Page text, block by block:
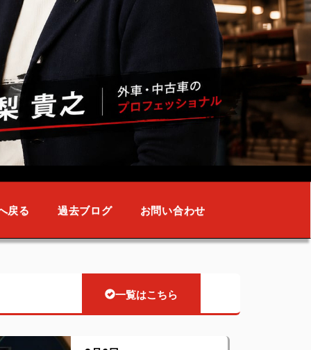
戻る 過去ブログ お問い合わせ
一覧はこちら